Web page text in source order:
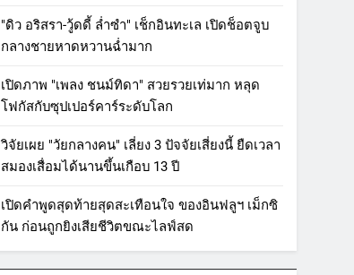
"ดิว อริสรา-วู้ดดี้ ล่ำซำ" เช็กอินทะเล เปิดช็อตจูบ
กลางชายหาดหวานฉ่ำมาก
เปิดภาพ "เพลง ชนม์ทิดา" สวยรวยเท่มาก หลุด
โฟกัสกับซุปเปอร์คาร์ระดับโลก
วิจัยเผย "วัยกลางคน" เลี่ยง 3 ปัจจัยเสี่ยงนี้ ยืดเวลา
สมองเสื่อมได้นานขึ้นเกือบ 13 ปี
เปิดคำพูดสุดท้ายสุดสะเทือนใจ ของอินฟลูฯ เม็กซิ
กัน ก่อนถูกยิงเสียชีวิตขณะไลฟ์สด